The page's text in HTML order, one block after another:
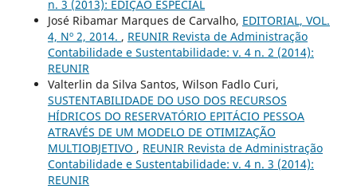
n. 3 (2013): EDIÇÃO ESPECIAL
José Ribamar Marques de Carvalho, EDITORIAL, VOL.
4, Nº 2, 2014. , REUNIR Revista de Administração
Contabilidade e Sustentabilidade: v. 4 n. 2 (2014):
REUNIR
Valterlin da Silva Santos, Wilson Fadlo Curi,
SUSTENTABILIDADE DO USO DOS RECURSOS
HÍDRICOS DO RESERVATÓRIO EPITÁCIO PESSOA
ATRAVÉS DE UM MODELO DE OTIMIZAÇÃO
MULTIOBJETIVO , REUNIR Revista de Administração
Contabilidade e Sustentabilidade: v. 4 n. 3 (2014):
REUNIR